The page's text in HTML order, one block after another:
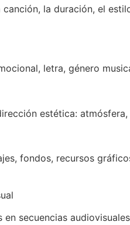
la duración, el
letra, género
estética:
fondos, recursos
secuencias